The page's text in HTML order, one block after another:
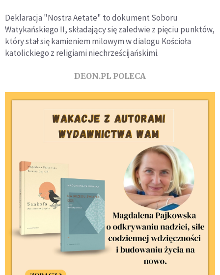
Deklaracja "Nostra Aetate" to dokument Soboru
Watykańskiego II, składający się zaledwie z pięciu punktów,
który stał się kamieniem milowym w dialogu Kościoła
katolickiego z religiami niechrześcijańskimi.
DEON.PL POLECA